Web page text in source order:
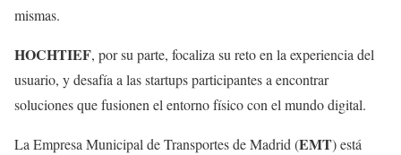
mismas.
HOCHTIEF, por su parte, focaliza su reto en la experiencia del
usuario, y desafía a las startups participantes a encontrar
soluciones que fusionen el entorno físico con el mundo digital.
La Empresa Municipal de Transportes de Madrid (EMT) está